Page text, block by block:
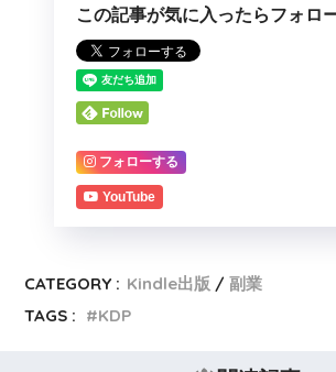
この記事が気に入ったらフォロ
フォローする
YouTube
CATEGORY : Kindle出版
副業
TAGS :
KDP